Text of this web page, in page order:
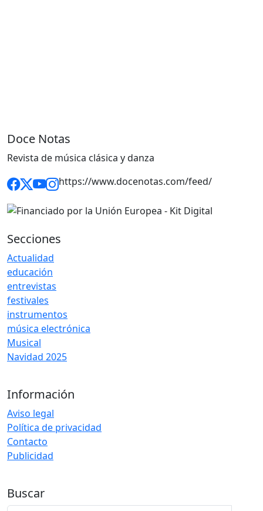
Doce Notas
Revista de música clásica y danza
https://www.docenotas.com/feed/
Secciones
Actualidad
educación
entrevistas
festivales
instrumentos
música electrónica
Musical
Navidad 2025
Información
Aviso legal
Política de privacidad
Contacto
Publicidad
Buscar